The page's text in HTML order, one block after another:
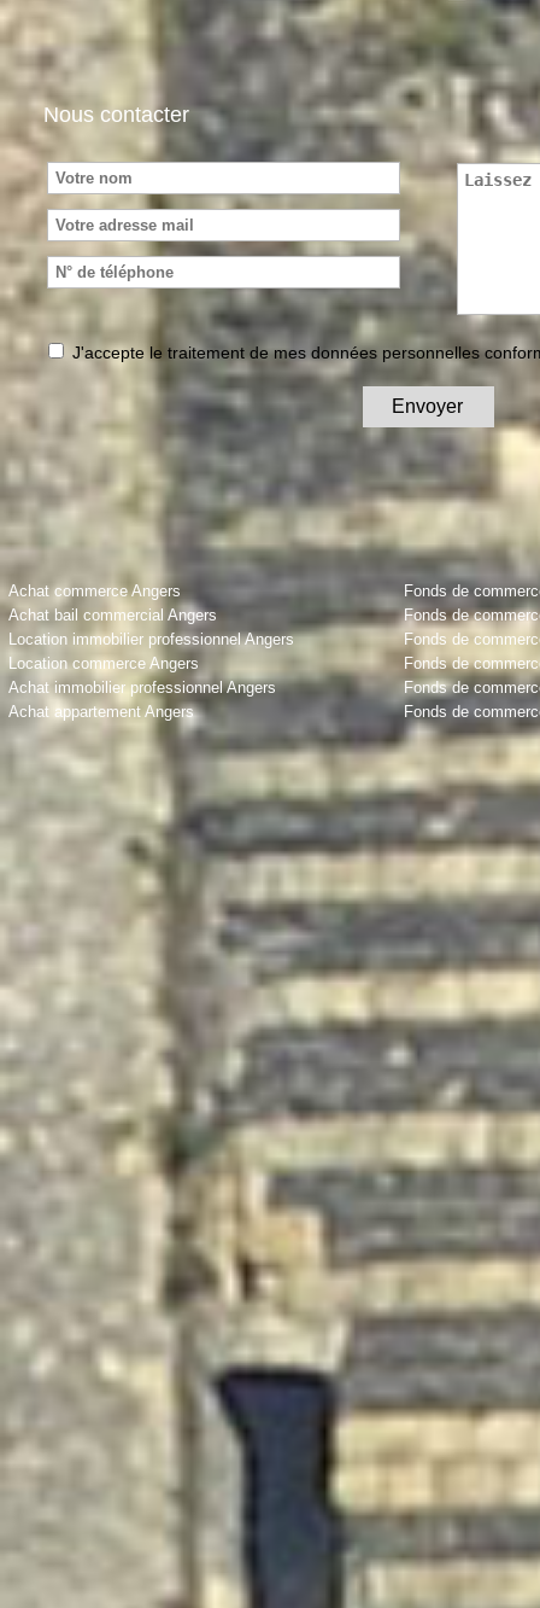
Nous contacter
J'accepte le traitement de mes données personnelles
Achat commerce Angers
Achat bail commercial Angers
Location immobilier professionnel Angers
Location commerce Angers
Achat immobilier professionnel Angers
Achat appartement Angers
Fonds de
Fonds de
Fonds de
Fonds de
Fonds de
Fonds de